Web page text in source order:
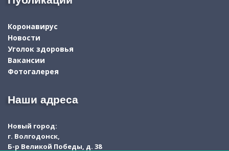
Коронавирус
Новости
Уголок здоровья
Вакансии
Фотогалерея
Наши адреса
Новый город:
г. Волгодонск,
Б-р Великой Победы, д. 38